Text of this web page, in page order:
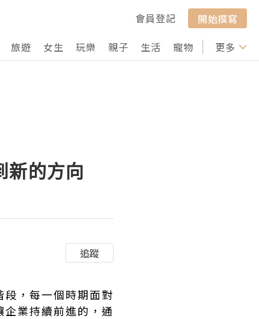
會員登記
開始撰寫
旅遊 女生 玩樂 親子 生活 寵物 行山 打卡
更多
新的方向
追蹤
，每一個時期面對
業持續前進的，通